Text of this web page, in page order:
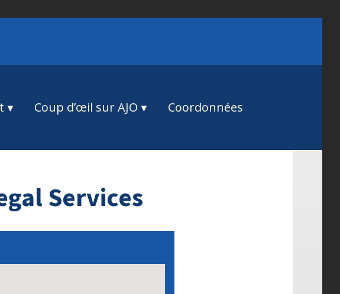
Coup d’œil sur AJO Coordonnées
Services